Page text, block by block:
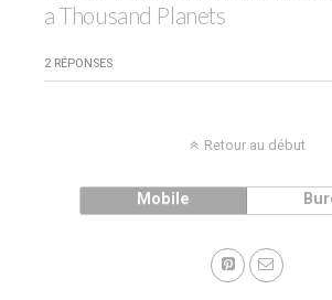
a Thousand Planets
2 RÉPONSES
Retour au début
Mobile